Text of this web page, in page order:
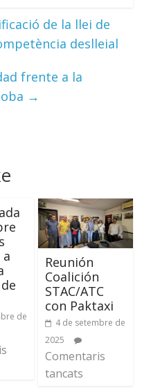
de la llei de
deslleial
frente a la
→
de
Reunión
Coalición
STAC/ATC
con Paktaxi
4 de setembre de
2025
Comentaris
tancats